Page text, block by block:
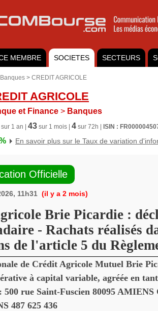
MEMBRE SOCIETES SECTEURS
Banques > CREDIT AGRICOLE
AGRICOLE
et Finance > Banques
sur 1 an | 43 sur 1 mois | 4 sur 72h |
ISIN :
En savoir plus sur le Taux de variation
Officielle
11h31 (il y a 2 mois)
Brie Picardie :
- Rachats réalisés
de l'article 5 du
de Crédit Agricole Mutuel Brie
à capital variable, agréée en
500 rue Saint-Fuscien 80095 AMIENS
487 625 436